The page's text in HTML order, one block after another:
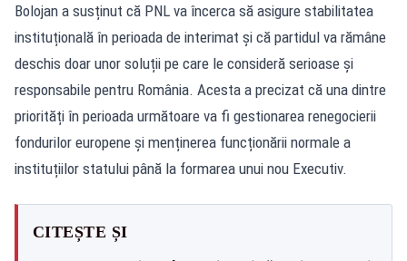
Bolojan a susținut că PNL va încerca să asigure stabilitatea
instituțională în perioada de interimat și că partidul va rămâne
deschis doar unor soluții pe care le consideră serioase și
responsabile pentru România. Acesta a precizat că una dintre
priorități în perioada următoare va fi gestionarea renegocierii
fondurilor europene și menținerea funcționării normale a
instituțiilor statului până la formarea unui nou Executiv.
CITEȘTE ȘI